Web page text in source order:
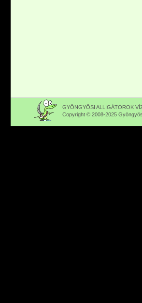
GYÖNGYÖSI ALLIGÁTOROK
Copyright © 2008-2025